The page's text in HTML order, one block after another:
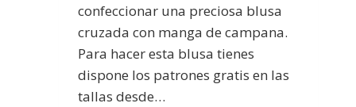
confeccionar una preciosa blusa
cruzada con manga de campana.
Para hacer esta blusa tienes
dispone los patrones gratis en las
tallas desde…